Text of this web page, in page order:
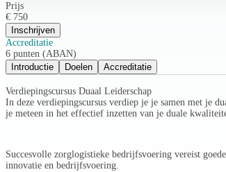
Prijs
€ 750
Inschrijven
Accreditatie
6 punten (ABAN)
Introductie
Doelen Accreditatie
Verdiepingscursus Duaal Leiderschap
In deze verdiepingscursus verdiep je je samen met je
je meteen in het effectief inzetten van je duale
Succesvolle zorglogistieke bedrijfsvoering vereist
innovatie en bedrijfsvoering.